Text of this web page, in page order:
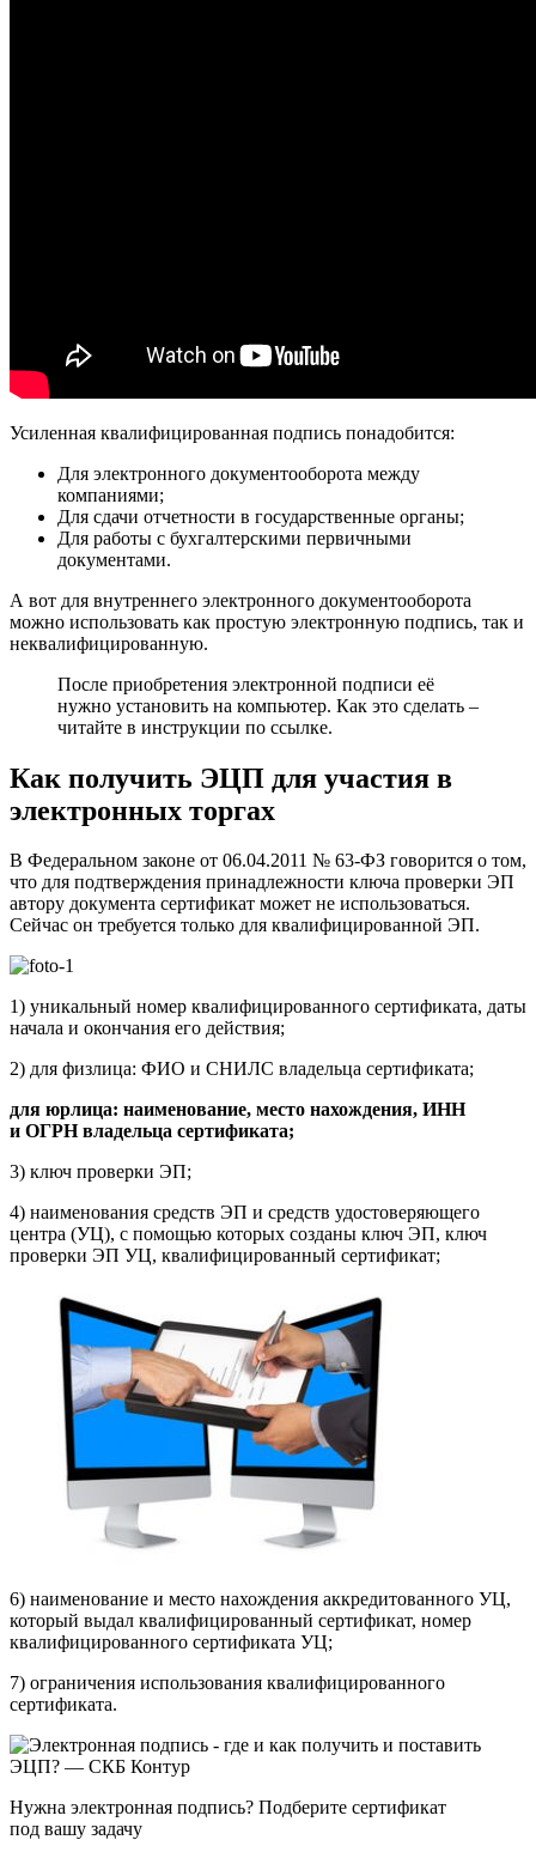
Усиленная квалифицированная подпись понадобится:
Для электронного документооборота между
компаниями;
Для сдачи отчетности в государственные органы;
Для работы с бухгалтерскими первичными
документами.
А вот для внутреннего электронного документооборота
можно использовать как простую электронную подпись, так и
неквалифицированную.
После приобретения электронной подписи её
нужно установить на компьютер. Как это сделать –
читайте в инструкции по ссылке.
Как получить ЭЦП для участия в
электронных торгах
В Федеральном законе от 06.04.2011 № 63-ФЗ говорится о том,
что для подтверждения принадлежности ключа проверки ЭП
автору документа сертификат может не использоваться.
Сейчас он требуется только для квалифицированной ЭП.
1) уникальный номер квалифицированного сертификата, даты
начала и окончания его действия;
2) для физлица: ФИО и СНИЛС владельца сертификата;
для юрлица: наименование, место нахождения, ИНН
и ОГРН владельца сертификата;
3) ключ проверки ЭП;
4) наименования средств ЭП и средств удостоверяющего
центра (УЦ), с помощью которых созданы ключ ЭП, ключ
проверки ЭП УЦ, квалифицированный сертификат;
6) наименование и место нахождения аккредитованного УЦ,
который выдал квалифицированный сертификат, номер
квалифицированного сертификата УЦ;
7) ограничения использования квалифицированного
сертификата.
Нужна электронная подпись? Подберите сертификат
под вашу задачу